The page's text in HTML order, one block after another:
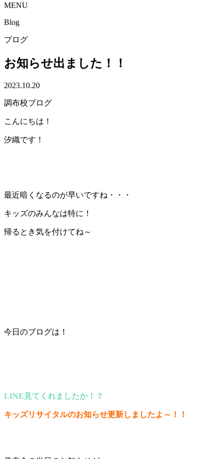
MENU
Blog
ブログ
お知らせ出ました！！
2023.10.20
調布校ブログ
こんにちは！
汐織です！
最近暗くなるのが早いですね・・・
キッズのみんなは特に！
帰るとき気を付けてね～
今日のブログは！
LINE見てくれましたか！？
キッズリサイタルのお知らせ更新しましたよ～！！